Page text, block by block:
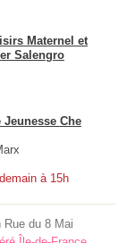
Maternel et
Salengro
Che
à 15h
du 8 Mai